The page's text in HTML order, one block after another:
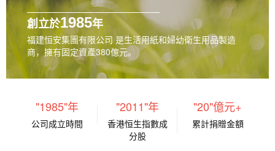
創立於1985年
福建恒安集團有限公司 是生活用紙和婦幼衛生用品製造
商，擁有固定資產380億元。
"1985"年
公司成立時間
"2011"年
香港恒生指數成
分股
"20"億元+
累計捐贈金額